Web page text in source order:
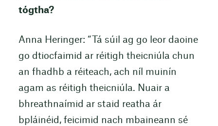
tógtha?
Anna Heringer: “Tá súil ag go leor daoine
go dtiocfaimid ar réitigh theicniúla chun
an fhadhb a réiteach, ach níl muinín
agam as réitigh theicniúla. Nuair a
bhreathnaímid ar staid reatha ár
bpláinéid, feicimid nach mbaineann sé